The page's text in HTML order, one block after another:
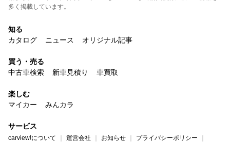
多く掲載しています。
知る
カタログ
ニュース オリジナル記事
買う・売る
中古車検索
新車見積り 車買取
楽しむ
マイカー
みんカラ
サービス
carview!について 運営会社 お知らせ プライバシーポリシー